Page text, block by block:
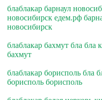
блаблакар барнаул
новосибирск едем.рф
новосибирск
блаблакар бахмут бла бла
бахмут
блаблакар борисполь бла
борисполь борисполь